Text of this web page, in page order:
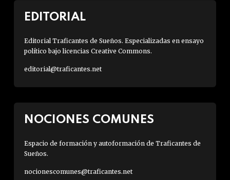
EDITORIAL
Editorial Traficantes de Sueños. Especializadas en ensayo
político bajo licencias Creative Commons.
editorial@traficantes.net
NOCIONES COMUNES
Espacio de formación y autoformación de Traficantes de
Sueños.
nocionescomunes@traficantes.net